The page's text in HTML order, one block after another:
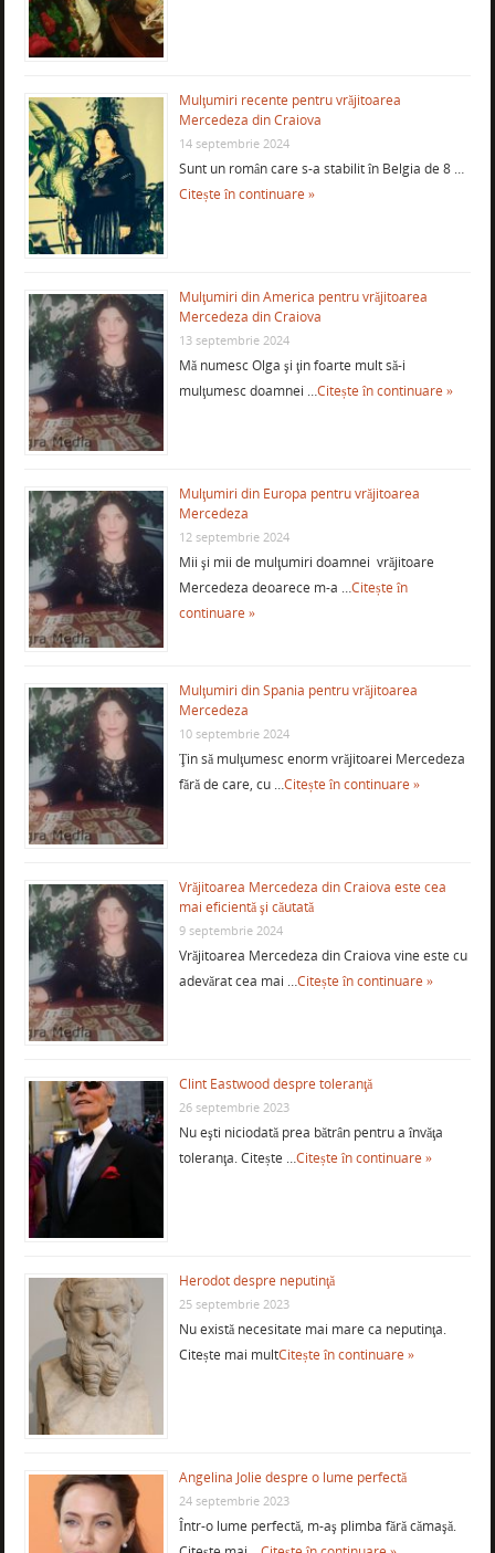
Mulţumiri recente pentru vrăjitoarea
Mercedeza din Craiova
14 septembrie 2024
Sunt un român care s-a stabilit în Belgia de 8 …
Citește în continuare »
Mulţumiri din America pentru vrăjitoarea
Mercedeza din Craiova
13 septembrie 2024
Mă numesc Olga şi ţin foarte mult să-i
mulţumesc doamnei …Citește în continuare »
Mulţumiri din Europa pentru vrăjitoarea
Mercedeza
12 septembrie 2024
Mii şi mii de mulţumiri doamnei vrăjitoare
Mercedeza deoarece m-a …Citește în
continuare »
Mulţumiri din Spania pentru vrăjitoarea
Mercedeza
10 septembrie 2024
Ţin să mulţumesc enorm vrăjitoarei Mercedeza
fără de care, cu …Citește în continuare »
Vrăjitoarea Mercedeza din Craiova este cea
mai eficientă şi căutată
9 septembrie 2024
Vrăjitoarea Mercedeza din Craiova vine este cu
adevărat cea mai …Citește în continuare »
Clint Eastwood despre toleranţă
26 septembrie 2023
Nu eşti niciodată prea bătrân pentru a învăţa
toleranţa. Citește …Citește în continuare »
Herodot despre neputinţă
25 septembrie 2023
Nu există necesitate mai mare ca neputinţa.
Citește mai multCitește în continuare »
Angelina Jolie despre o lume perfectă
24 septembrie 2023
Într-o lume perfectă, m-aş plimba fără cămaşă.